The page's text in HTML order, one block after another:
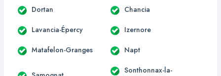
Dortan Chancia
Lavancia-Épercy Izernore
Matafelon-Granges Napt
Sonthonnax-la-